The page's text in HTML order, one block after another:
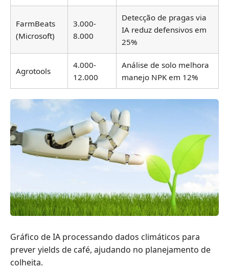
FarmBeats
(Microsoft)
3.000-
8.000
Detecção de pragas via
IA reduz defensivos em
25%
Agrotools
4.000-
12.000
Análise de solo melhora
manejo NPK em 12%
Gráfico de IA processando dados climáticos para
prever yields de café, ajudando no planejamento de
colheita.